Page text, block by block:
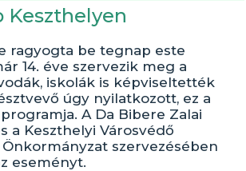
Keszthelyen
ragyogta be tegnap este
14. éve szervezik meg a
iskolák is képviseltették
úgy nyilatkozott, ez a
A Da Bibere Zalai
a Keszthelyi Városvédő
Önkormányzat szervezésében
eseményt.